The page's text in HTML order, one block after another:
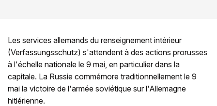
Les services allemands du renseignement intérieur
(Verfassungsschutz) s'attendent à des actions prorusses
à l'échelle nationale le 9 mai, en particulier dans la
capitale. La Russie commémore traditionnellement le 9
mai la victoire de l'armée soviétique sur l'Allemagne
hitlérienne.